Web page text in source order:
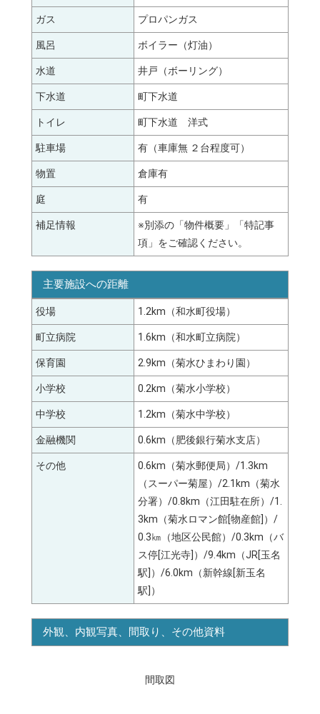
ガス プロパンガス
風呂 ボイラー（灯油）
水道 井戸（ボーリング）
下水道 町下水道
トイレ 町下水道 洋式
駐車場 有（車庫無 ２台程度可）
物置 倉庫有
庭 有
補足情報
※別添の「物件概要」「特記事
項」をご確認ください。
主要施設への距離
役場 1.2km（和水町役場）
町立病院 1.6km（和水町立病院）
保育園 2.9km（菊水ひまわり園）
小学校 0.2km（菊水小学校）
中学校 1.2km（菊水中学校）
金融機関 0.6km（肥後銀行菊水支店）
その他
0.6km（菊水郵便局）/1.3km
（スーパー菊屋）/2.1km（菊水
分署）/0.8km（江田駐在所）/1.
3km（菊水ロマン館[物産館]）/
0.3㎞（地区公民館）/0.3km（バ
ス停[江光寺]）/9.4km（JR[玉名
駅]）/6.0km（新幹線[新玉名
駅]）
外観、内観写真、間取り、その他資料
間取図